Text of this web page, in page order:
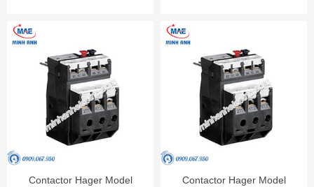
Contactor Hager Model
Contactor Hager Model